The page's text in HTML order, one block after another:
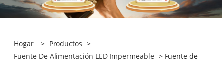
Hogar > Productos >
Fuente De Alimentación LED Impermeable > Fuente de